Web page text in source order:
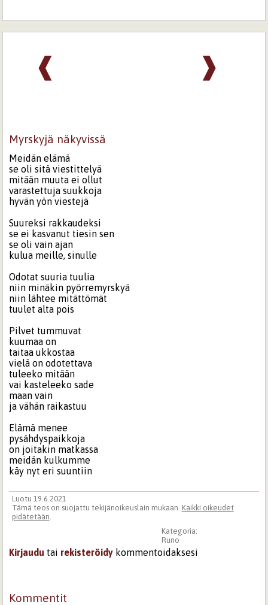
❱
❰
Myrskyjä näkyvissä
Meidän elämä
se oli sitä viestittelyä
mitään muuta ei ollut
varastettuja suukkoja
hyvän yön viestejä
Suureksi rakkaudeksi
se ei kasvanut tiesin sen
se oli vain ajan
kulua meille, sinulle
Odotat suuria tuulia
niin minäkin pyörremyrskyä
niin lähtee mitättömät
tuulet alta pois
Pilvet tummuvat
kuumaa on
taitaa ukkostaa
vielä on odotettava
tuleeko mitään
vai kasteleeko sade
maan vain
ja vähän raikastuu
Elämä menee
pysähdyspaikkoja
on joitakin matkassa
meidän kulkumme
käy nyt eri suuntiin
Luotu 19.6.2021
Tämä teos on suojattu tekijänoikeuslain mukaan. Kaikki oikeudet
pidätetään.
Kategoria:
Runo
Kirjaudu tai rekisteröidy kommentoidaksesi
Kommentit